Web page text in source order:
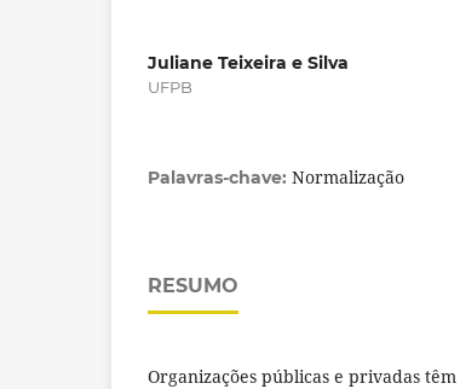
Juliane Teixeira e Silva
UFPB
Palavras-chave: Normalização
RESUMO
Organizações públicas e privadas